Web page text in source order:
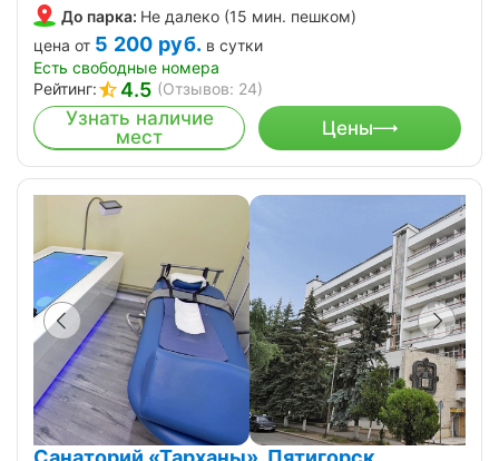
До парка: Не далеко (15 мин. пешком)
цена от 5 200 руб. в сутки
Есть свободные номера
Рейтинг:
4.5 (Отзывов: 24)
Узнать наличие
мест
Цены